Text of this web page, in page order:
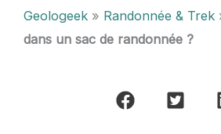
Geologeek » Randonnée & Trek
dans un sac de randonnée ?